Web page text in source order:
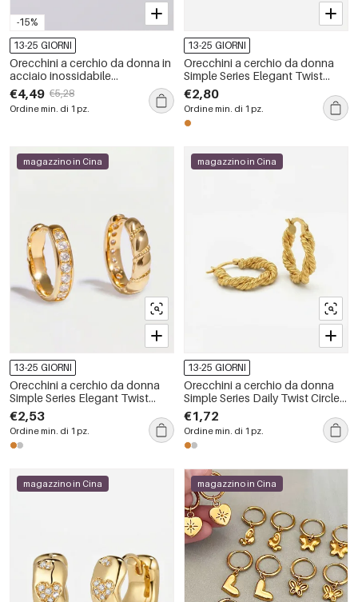
-15%
13-25 GIORNI
Orecchini a cerchio da donna in
acciaio inossidabile
impermeabili con motivo floreale
retrò.
€4,49 €5,28
Ordine min. di 1 pz.
13-25 GIORNI
Orecchini a cerchio da donna
Simple Series Elegant Twist
color rame e oro.
€2,80
Ordine min. di 1 pz.
magazzino in Cina
13-25 GIORNI
Orecchini a cerchio da donna
Simple Series Elegant Twist
color rame e oro.
€2,53
Ordine min. di 1 pz.
magazzino in Cina
13-25 GIORNI
Orecchini a cerchio da donna
Simple Series Daily Twist Circle
color rame e oro.
€1,72
Ordine min. di 1 pz.
magazzino in Cina magazzino in Cina